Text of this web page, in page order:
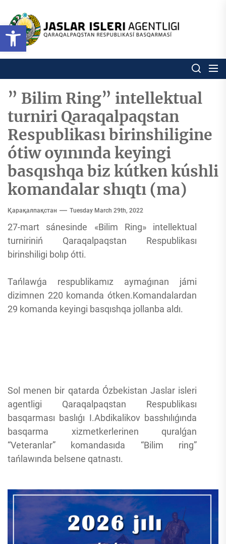
Open toolbar
content
Respublikası
basqarması
Ózbekstan jaslar isleri
” Bilim Ring” intellektual
turniri Qaraqalpaqstan
Respublikası birinshiligine
ótiw oyınında keyingi
basqıshqa biz kútken kúshli
komandalar shıqtı (ma)
Қарақалпақстан Tuesday March 29th, 2022
27-mart sánesinde «Bilim Ring» intellektual
turniriniń Qaraqalpaqstan Respublikası
birinshiligi bolıp ótti.
Tańlawǵa respublikamız aymaǵınan jámi
dizimnen 220 komanda ótken.Komandalardan
29 komanda keyingi basqıshqa jollanba aldı.
Sol menen bir qatarda Ózbekistan Jaslar isleri
agentligi Qaraqalpaqstan Respublikası
basqarması baslıǵı I.Abdikalikov basshılıǵında
basqarma xizmetkerlerinen quralǵan
“Veteranlar” komandasıda “Bilim ring”
tańlawında belsene qatnastı.